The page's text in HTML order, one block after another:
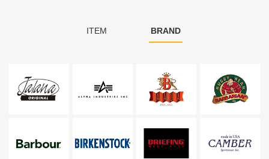
ITEM BRAND